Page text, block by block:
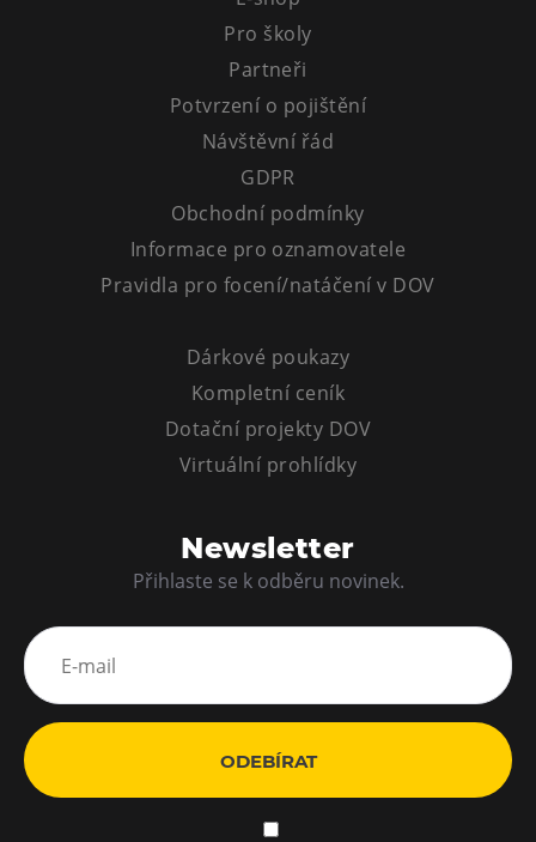
Pro školy
Partneři
Potvrzení o pojištění
Návštěvní řád
GDPR
Obchodní podmínky
Informace pro oznamovatele
Pravidla pro focení/natáčení v DOV
Dárkové poukazy
Kompletní ceník
Dotační projekty DOV
Virtuální prohlídky
Newsletter
Přihlaste se k odběru novinek.
ODEBÍRAT